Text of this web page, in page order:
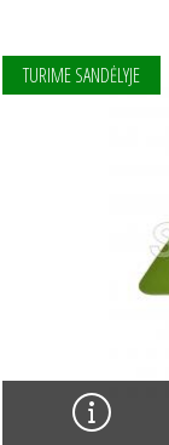
TURIME SANDĖLYJE